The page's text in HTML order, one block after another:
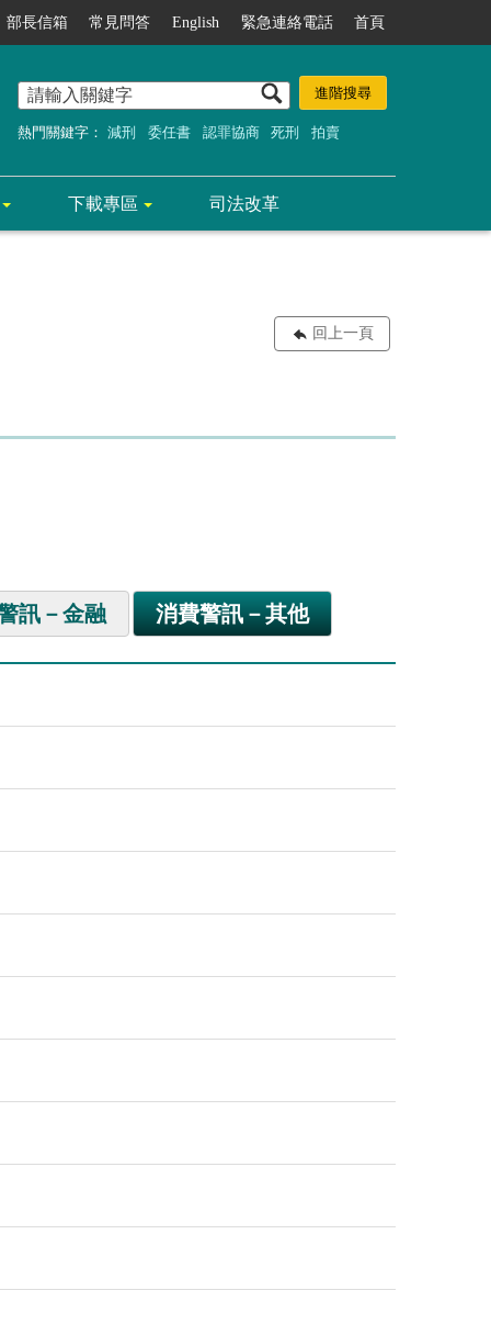
部長信箱 常見問答 English 緊急連絡電話 首頁
熱門關鍵字： 減刑 委任書 認罪協商 死刑 拍賣
下載專區 司法改革
回上一頁
訊－金融 消費警訊－其他